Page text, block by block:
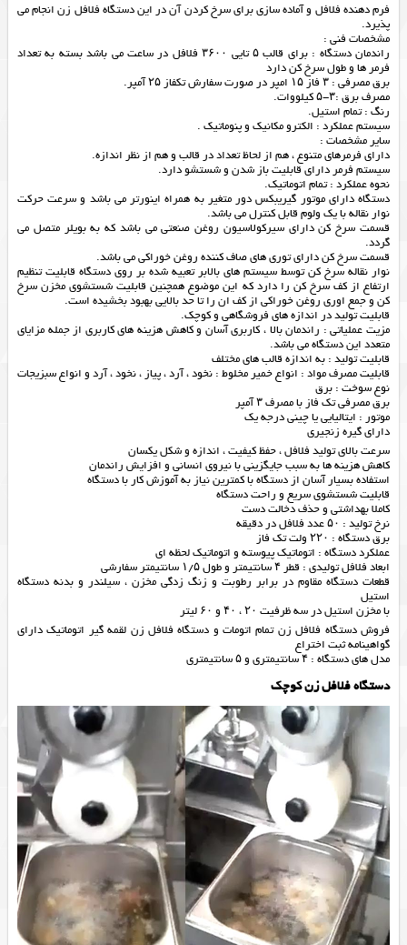
فرم دهنده فلافل و آماده سازی برای سرخ کردن آن در ایندستگاه فلافل زنانجام می
پذیرد.
مشخصات فنی :
راندمان دستگاه : برای قالب ۵ تایی ۳۶۰۰ فلافل در ساعت می باشد بسته به تعداد
فرمر ها و طول سرخ کن دارد
برق مصرفی : ۳ فاز ۱۵ امپر در صورت سفارش تکفاز ۲۵ آمپر.
مصرف برق :۳-۵ کیلووات.
رنگ : تمام استیل.
سیستم عملکرد : الکترو مکانیک و پنوماتیک .
سایر مشخصات :
دارای فرمرهای متنوع ، هم از لحاظ تعداد در قالب و هم از نظر اندازه.
سیستم فرمر دارای قابلیت باز شدن و شستشو دارد.
نحوه عملکرد : تمام اتوماتیک.
دستگاه دارای موتور گیریبکس دور متغیر به همراه اینورتر می باشد و سرعت حرکت
نوار نقاله با یک ولوم قابل کنترل می باشد.
قسمت سرخ کن دارای سیرکولاسیون روغن صنعتی می باشد که به بویلر متصل می
گردد.
قسمت سرخ کن دارای توری های صاف کننده روغن خوراکی می باشد.
نوار نقاله سرخ کن توسط سیستم های بالابر تعبیه شده بر روی دستگاه قابلیت تنظیم
ارتفاع از کف سرخ کن را دارد که این موضوع همچنین قابلیت شستشوی مخزن سرخ
کن و جمع اوری روغن خوراکی از کف ان را تا حد بالایی بهبود بخشیده است.
قابلیت تولید در اندازه های فروشگاهی و کوچک.
مزیت عملیاتی : راندمان بالا ، کاربری آسان و کاهش هزینه های کاربری از جمله مزایای
متعدد این دستگاه می باشد.
قابلیت تولید : به اندازه قالب های مختلف
قابلیت مصرف مواد : انواع خمیر مخلوط : نخود ، آرد ، پیاز ، نخود ، آرد و انواع سبزیجات
نوع سوخت : برق
برق مصرفی تک فاز با مصرف ۳ آمپر
موتور : ایتالیایی یا چینی درجه یک
دارای گیره زنجیری
سرعت بالای تولید فلافل ، حفظ کیفیت ، اندازه و شکل یکسان
کاهش هزینه ها به سبب جایگزینی با نیروی انسانی و افزایش راندمان
استفاده بسیار آسان از دستگاه با کمترین نیاز به آموزش کار با دستگاه
قابلیت شستشوی سریع و راحت دستگاه
کاملا بهداشتی و حذف دخالت دست
نرخ تولید : ۵۰ عدد فلافل در دقیقه
برق دستگاه : ۲۲۰ ولت تک فاز
عملکرد دستگاه : اتوماتیک پیوسته و اتوماتیک لحظه ای
ابعاد فلافل تولیدی : قطر ۴ سانتیمتر و طول ۱/۵ سانتیمتر سفارشی
قطعات دستگاه مقاوم در برابر رطوبت و زنگ زدگی مخزن ، سیلندر و بدنه دستگاه
استیل
با مخزن استیل در سه ظرفیت ۲۰ ، ۴۰ و ۶۰ لیتر
فروش دستگاه فلافل زن تمام اتومات و دستگاه فلافل زن لقمه گیر اتوماتیک دارای
گواهینامه ثبت اختراع
مدل های دستگاه : ۴ سانتیمتری و ۵ سانتیمتری
دستگاه فلافل زن کوچک